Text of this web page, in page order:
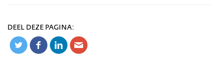
DEEL DEZE PAGINA: